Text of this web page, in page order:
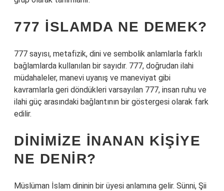
777 İSLAMDA NE DEMEK?
777 sayısı, metafizik, dini ve sembolik anlamlarla farklı
bağlamlarda kullanılan bir sayıdır. 777, doğrudan ilahi
müdahaleler, manevi uyanış ve maneviyat gibi
kavramlarla geri döndükleri varsayılan 777, insan ruhu ve
ilahi güç arasındaki bağlantının bir göstergesi olarak fark
edilir.
DINIMIZE INANAN KIŞIYE
NE DENIR?
Müslüman İslam dininin bir üyesi anlamına gelir. Sünni, Şii